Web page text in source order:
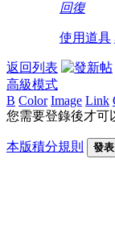
回復
使用道具
返回列表
高級模式
B Color Image Link
您需要登錄後才可
本版積分規則 發